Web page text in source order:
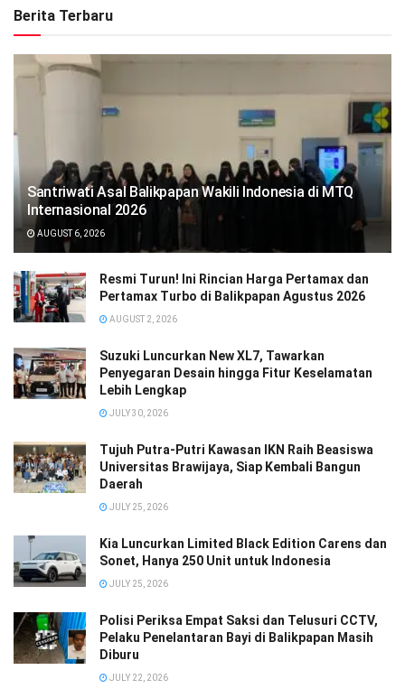
Berita Terbaru
Santriwati Asal Balikpapan Wakili Indonesia di MTQ
Internasional 2026
AUGUST 6, 2026
Resmi Turun! Ini Rincian Harga Pertamax dan
Pertamax Turbo di Balikpapan Agustus 2026
AUGUST 2, 2026
Suzuki Luncurkan New XL7, Tawarkan
Penyegaran Desain hingga Fitur Keselamatan
Lebih Lengkap
JULY 30, 2026
Tujuh Putra-Putri Kawasan IKN Raih Beasiswa
Universitas Brawijaya, Siap Kembali Bangun
Daerah
JULY 25, 2026
Kia Luncurkan Limited Black Edition Carens dan
Sonet, Hanya 250 Unit untuk Indonesia
JULY 25, 2026
Polisi Periksa Empat Saksi dan Telusuri CCTV,
Pelaku Penelantaran Bayi di Balikpapan Masih
Diburu
JULY 22, 2026